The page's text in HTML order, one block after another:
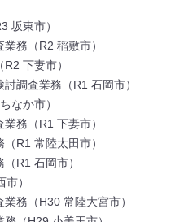
坂東市）
務（R2 稲敷市）
下妻市）
調査業務（R1 石岡市）
なか市）
務（R1 下妻市）
R1 常陸太田市）
R1 石岡市）
）
務（H30 常陸大宮市）